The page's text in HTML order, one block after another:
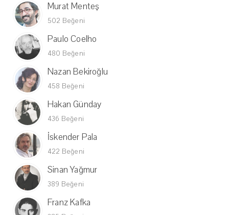
Murat Menteş
502 Beğeni
Paulo Coelho
480 Beğeni
Nazan Bekiroğlu
458 Beğeni
Hakan Günday
436 Beğeni
İskender Pala
422 Beğeni
Sinan Yağmur
389 Beğeni
Franz Kafka